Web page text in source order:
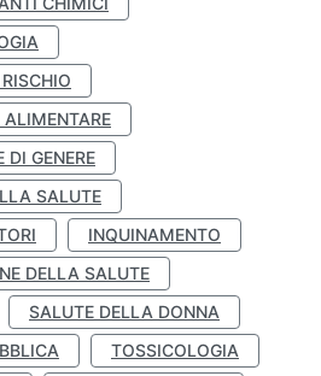
DI GENERE
SALUTE
INQUINAMENTO
DELLA SALUTE
SALUTE DELLA DONNA
TOSSICOLOGIA